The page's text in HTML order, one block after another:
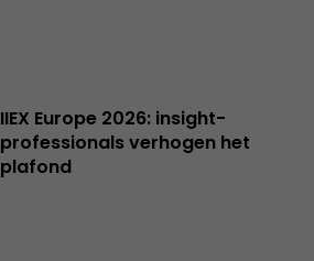
IIEX Europe 2026: insight-
professionals verhogen het
plafond